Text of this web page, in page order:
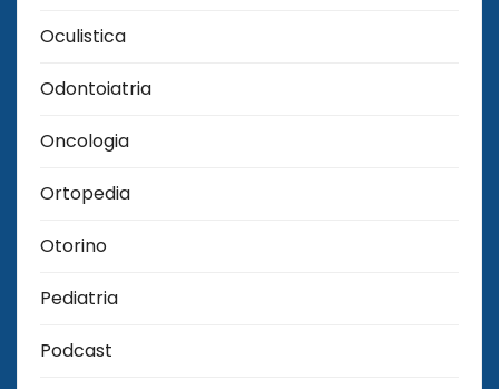
Oculistica
Odontoiatria
Oncologia
Ortopedia
Otorino
Pediatria
Podcast